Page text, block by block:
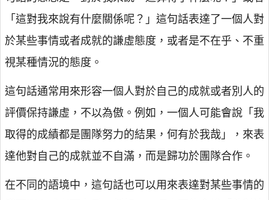
「這對我來說有什麼關係呢？」這句話表達了一個人對
於某些事情或者成就的謙虛態度，或者是不在乎、不重
視某種情況的態度。
這句話通常用來形容一個人對於自己的成就或者別人的
評價保持謙虛，不以為傲。例如，一個人可能會說「我
取得的成績都是團隊努力的結果，何有於我哉」，來表
達他對自己的成就並不自滿，而是歸功於團隊合作。
在不同的語境中，這句話也可以用來表達對某些事情的